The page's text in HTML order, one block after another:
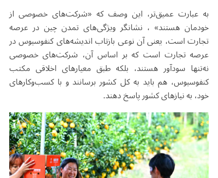
به عبارت عمیق‌تر، این وصف که «شرکت‌های خصوصی از
خودمان هستند» ، نشانگر ویژگی‌های تمدن چین در عرصه
تجارت است، یعنی آن نوعی بازتاب اندیشه‌های کنفوسیوس در
عرصه تجارت است که بر اساس آن، شرکت‌های خصوصی
نه‌تنها سودآور هستند، بلکه طبق معیارهای اخلاقی مکتب
کنفوسیوس، هم باید به کل کشور برسانند و با کسب‌وکارهای
خود، به نیازهای کشور پاسخ دهند.